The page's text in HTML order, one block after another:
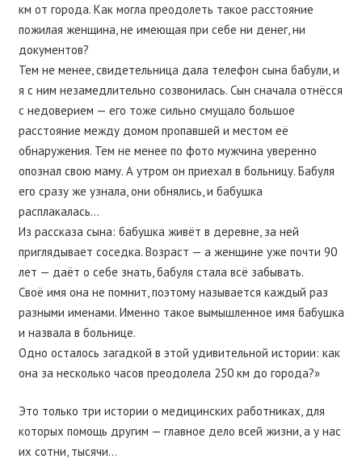
км от города. Как могла преодолеть такое расстояние
пожилая женщина, не имеющая при себе ни денег, ни
документов?
Тем не менее, свидетельница дала телефон сына бабули, и
я с ним незамедлительно созвонилась. Сын сначала отнёсся
с недоверием — его тоже сильно смущало большое
расстояние между домом пропавшей и местом её
обнаружения. Тем не менее по фото мужчина уверенно
опознал свою маму. А утром он приехал в больницу. Бабуля
его сразу же узнала, они обнялись, и бабушка
расплакалась…
Из рассказа сына: бабушка живёт в деревне, за ней
приглядывает соседка. Возраст — а женщине уже почти 90
лет — даёт о себе знать, бабуля стала всё забывать.
Своё имя она не помнит, поэтому называется каждый раз
разными именами. Именно такое вымышленное имя бабушка
и назвала в больнице.
Одно осталось загадкой в этой удивительной истории: как
она за несколько часов преодолела 250 км до города?»
Это только три истории о медицинских работниках, для
которых помощь другим — главное дело всей жизни, а у нас
их сотни, тысячи…